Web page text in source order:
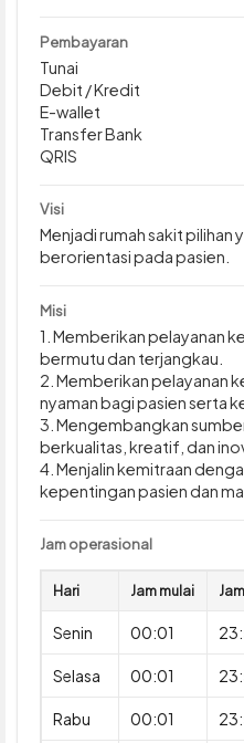
Pembayaran
Tunai
Debit / Kredit
E-wallet
Transfer Bank
QRIS
Visi
Menjadi rumah sakit pilihan
berorientasi pada pasien.
Misi
1. Memberikan pelayanan
bermutu dan terjangkau.
2. Memberikan pelayanan
nyaman bagi pasien serta
3. Mengembangkan
berkualitas, kreatif, dan
4. Menjalin kemitraan
kepentingan pasien dan
Jam operasional
Hari Jam mulai
Senin 00:01
Selasa 00:01
Rabu 00:01